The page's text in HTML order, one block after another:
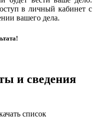
в личный кабинет с
вашего дела.
и сведения
список